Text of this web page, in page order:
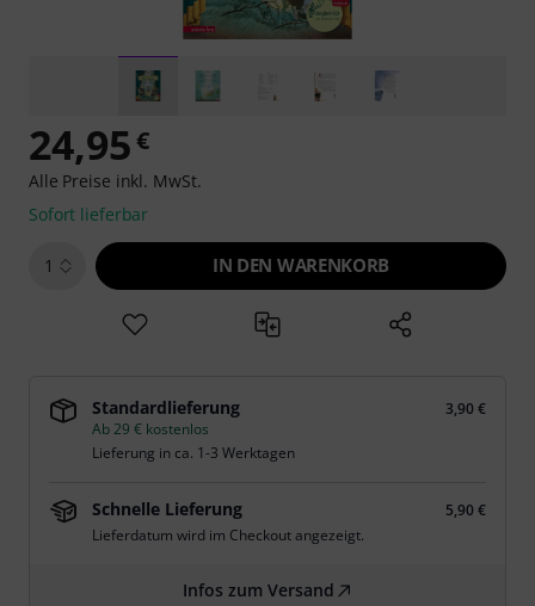
24,95€
Alle Preise inkl. MwSt.
Sofort lieferbar
1 IN DEN WARENKORB
Standardlieferung
3,90 €
Ab 29 € kostenlos
Lieferung in ca. 1-3 Werktagen
Schnelle Lieferung
5,90 €
Lieferdatum wird im Checkout angezeigt.
Infos zum Versand